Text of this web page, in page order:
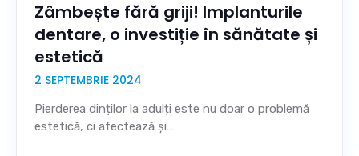
Zâmbește fără griji! Implanturile
dentare, o investiție în sănătate și
estetică
2 SEPTEMBRIE 2024
Pierderea dinților la adulți este nu doar o problemă
estetică, ci afectează și…